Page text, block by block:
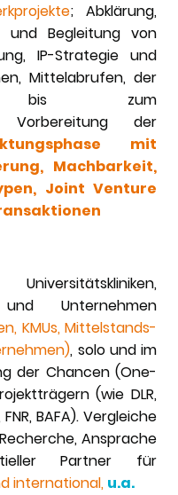
; Abklärung,
und Begleitung von
IP-Strategie und
Mittelabrufen, der
bis zum
Vorbereitung der
mit
Machbarkeit,
Joint Venture
und Unternehmen
KMUs, Mittelstands-
, solo und im
der Chancen (One-
(wie DLR,
FNR, BAFA). Vergleiche
Ansprache
Partner für
international, u.a.